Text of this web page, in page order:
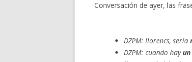
Conversación de ayer, las
DZPM: llorencs, sería
DZPM: cuando hay